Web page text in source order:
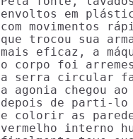
envoltos em
com movimentos
que trocou sua
mais eficaz, a
o corpo foi
a serra circular
a agonia chegou
depois de parti-lo
e colorir as
vermelho interno